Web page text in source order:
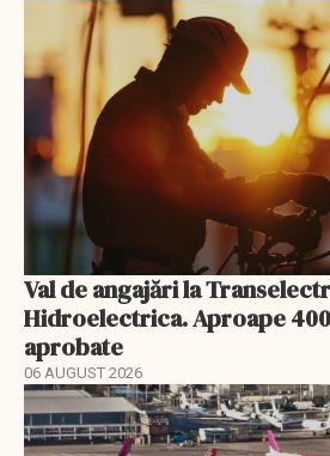
Val de angajări la
Hidroelectrica. Aproape
aprobate
06 AUGUST 2026